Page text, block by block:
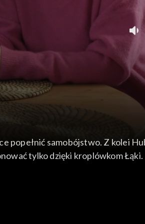
popełnić samobójstwo. Z kolei
tylko dzięki kroplówkom
się o Madzię, która po